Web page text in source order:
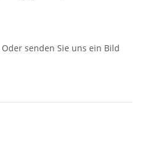
senden Sie uns ein Bild